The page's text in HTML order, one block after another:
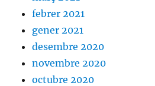
febrer 2021
gener 2021
desembre 2020
novembre 2020
octubre 2020